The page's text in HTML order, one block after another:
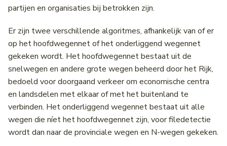
Wegwerkzaamheden &
Evenementen
VILD
Voertuigrestricties
Vrachtwagenheffing
Fiets CSV
OTM API
Locatiereferentie API
DVM-Exchange
Bereikbaarheidskaart API
Laadpunten API
Profiel Truckparking
Schoolzones
Installeren als app
Notificaties
Veelgestelde vragen
Contact
Notificaties
Een versie delen
Bijlagen
Downloads
DATEX
stremmingsmaatregel
Incidenten
Intensiteiten en snelheden
Individuele voertuig passages
(IVP)
Laadpaal Infrastructuur Data
(LINDA)
Matrixsignaalinformatie (MSI)
Wegencategorisering
RVM-netwerk
Schoolzones
Hoogtebeperkingen
Lengtebeperkingen
Wegversmallingen
Gebruikersbeheer
Onderborden
Diego
NCIS
DATEX II
Priotalker
partijen en organisaties bij betrokken zijn.
Er zijn twee verschillende algoritmes, afhankelijk van of er
op het hoofdwegennet of het onderliggend wegennet
gekeken wordt. Het hoofdwegennet bestaat uit de
snelwegen en andere grote wegen beheerd door het Rijk,
bedoeld voor doorgaand verkeer om economische centra
en landsdelen met elkaar of met het buitenland te
verbinden. Het onderliggend wegennet bestaat uit alle
wegen die níet het hoofdwegennet zijn, voor filedetectie
wordt dan naar de provinciale wegen en N-wegen gekeken.